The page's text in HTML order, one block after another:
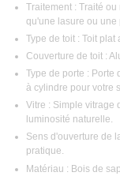
Traitement : Traité
qu'une lasure ou une
Type de toit : Toit
Couverture de toit :
Type de porte : Porte
à cylindre pour votre
Vitre : Simple vitrage
luminosité naturelle.
Sens d'ouverture de
pratique.
Matériau : Bois de